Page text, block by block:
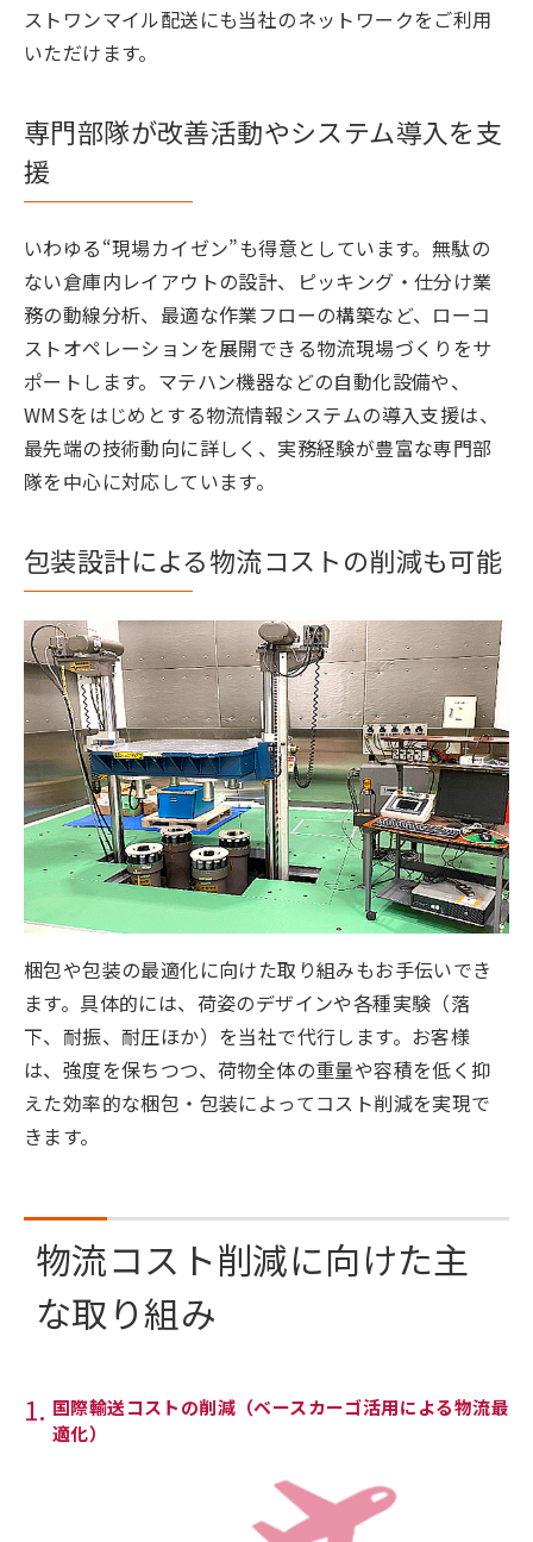
ストワンマイル配送にも当社のネットワークをご利用
いただけます。
専門部隊が改善活動やシステム導入を支
援
いわゆる“現場カイゼン”も得意としています。無駄の
ない倉庫内レイアウトの設計、ピッキング・仕分け業
務の動線分析、最適な作業フローの構築など、ローコ
ストオペレーションを展開できる物流現場づくりをサ
ポートします。マテハン機器などの自動化設備や、
WMSをはじめとする物流情報システムの導入支援は、
最先端の技術動向に詳しく、実務経験が豊富な専門部
隊を中心に対応しています。
包装設計による物流コストの削減も可能
梱包や包装の最適化に向けた取り組みもお手伝いでき
ます。具体的には、荷姿のデザインや各種実験（落
下、耐振、耐圧ほか）を当社で代行します。お客様
は、強度を保ちつつ、荷物全体の重量や容積を低く抑
えた効率的な梱包・包装によってコスト削減を実現で
きます。
物流コスト削減に向けた主
な取り組み
国際輸送コストの削減（ベースカーゴ活用による物流最
適化）